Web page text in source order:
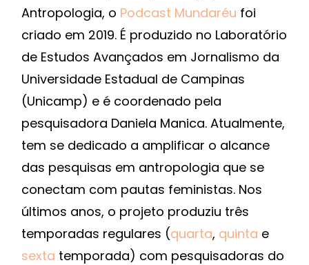
Antropologia, o Podcast Mundaréu foi
criado em 2019. É produzido no Laboratório
de Estudos Avançados em Jornalismo da
Universidade Estadual de Campinas
(Unicamp) e é coordenado pela
pesquisadora Daniela Manica. Atualmente,
tem se dedicado a amplificar o alcance
das pesquisas em antropologia que se
conectam com pautas feministas. Nos
últimos anos, o projeto produziu três
temporadas regulares (quarta, quinta e
sexta temporada) com pesquisadoras do